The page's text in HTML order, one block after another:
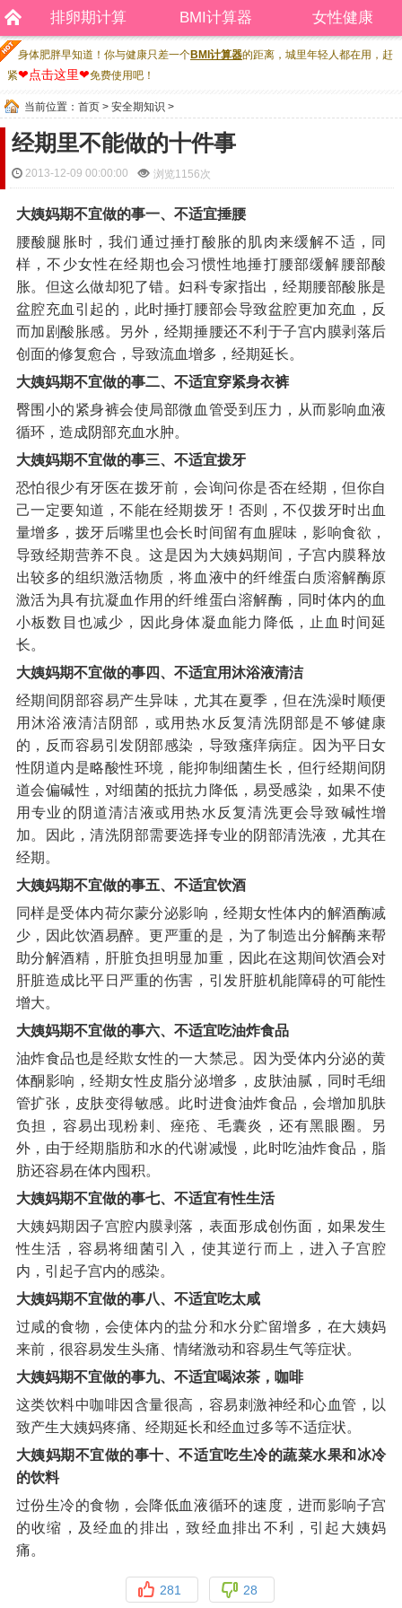
排卵期计算 BMI计算器 女性健康
身体肥胖早知道！你与健康只差一个BMI计算器的距离，城里年轻人都在用，赶
紧❤点击这里❤免费使用吧！
当前位置： 首页 > 安全期知识 >
经期里不能做的十件事
2013-12-09 00:00:00 浏览1156次
大姨妈期不宜做的事一、不适宜捶腰
腰酸腿胀时，我们通过捶打酸胀的肌肉来缓解不适，同
样，不少女性在经期也会习惯性地捶打腰部缓解腰部酸
胀。但这么做却犯了错。妇科专家指出，经期腰部酸胀是
盆腔充血引起的，此时捶打腰部会导致盆腔更加充血，反
而加剧酸胀感。另外，经期捶腰还不利于子宫内膜剥落后
创面的修复愈合，导致流血增多，经期延长。
大姨妈期不宜做的事二、不适宜穿紧身衣裤
臀围小的紧身裤会使局部微血管受到压力，从而影响血液
循环，造成阴部充血水肿。
大姨妈期不宜做的事三、不适宜拨牙
恐怕很少有牙医在拨牙前，会询问你是否在经期，但你自
己一定要知道，不能在经期拨牙！否则，不仅拨牙时出血
量增多，拨牙后嘴里也会长时间留有血腥味，影响食欲，
导致经期营养不良。这是因为大姨妈期间，子宫内膜释放
出较多的组织激活物质，将血液中的纤维蛋白质溶解酶原
激活为具有抗凝血作用的纤维蛋白溶解酶，同时体内的血
小板数目也减少，因此身体凝血能力降低，止血时间延
长。
大姨妈期不宜做的事四、不适宜用沐浴液清洁
经期间阴部容易产生异味，尤其在夏季，但在洗澡时顺便
用沐浴液清洁阴部，或用热水反复清洗阴部是不够健康
的，反而容易引发阴部感染，导致瘙痒病症。因为平日女
性阴道内是略酸性环境，能抑制细菌生长，但行经期间阴
道会偏碱性，对细菌的抵抗力降低，易受感染，如果不使
用专业的阴道清洁液或用热水反复清洗更会导致碱性增
加。因此，清洗阴部需要选择专业的阴部清洗液，尤其在
经期。
大姨妈期不宜做的事五、不适宜饮酒
同样是受体内荷尔蒙分泌影响，经期女性体内的解酒酶减
少，因此饮酒易醉。更严重的是，为了制造出分解酶来帮
助分解酒精，肝脏负担明显加重，因此在这期间饮酒会对
肝脏造成比平日严重的伤害，引发肝脏机能障碍的可能性
增大。
大姨妈期不宜做的事六、不适宜吃油炸食品
油炸食品也是经欺女性的一大禁忌。因为受体内分泌的黄
体酮影响，经期女性皮脂分泌增多，皮肤油腻，同时毛细
管扩张，皮肤变得敏感。此时进食油炸食品，会增加肌肤
负担，容易出现粉剌、痤疮、毛囊炎，还有黑眼圈。另
外，由于经期脂肪和水的代谢减慢，此时吃油炸食品，脂
肪还容易在体内囤积。
大姨妈期不宜做的事七、不适宜有性生活
大姨妈期因子宫腔内膜剥落，表面形成创伤面，如果发生
性生活，容易将细菌引入，使其逆行而上，进入子宫腔
内，引起子宫内的感染。
大姨妈期不宜做的事八、不适宜吃太咸
过咸的食物，会使体内的盐分和水分贮留增多，在大姨妈
来前，很容易发生头痛、情绪激动和容易生气等症状。
大姨妈期不宜做的事九、不适宜喝浓茶，咖啡
这类饮料中咖啡因含量很高，容易刺激神经和心血管，以
致产生大姨妈疼痛、经期延长和经血过多等不适症状。
大姨妈期不宜做的事十、不适宜吃生冷的蔬菜水果和冰冷
的饮料
过份生冷的食物，会降低血液循环的速度，进而影响子宫
的收缩，及经血的排出，致经血排出不利，引起大姨妈
痛。
281 28